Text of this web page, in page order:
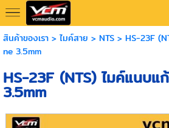
สินค้าของเรา> ไมค์สาย > NTS> HS-23F
ne 3.5mm
HS-23F (NTS) ไมค์แนบ
3.5mm